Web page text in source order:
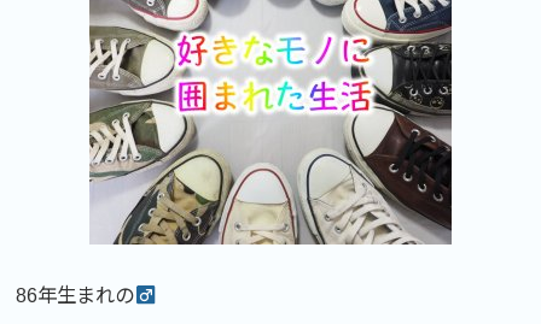
86年生まれの